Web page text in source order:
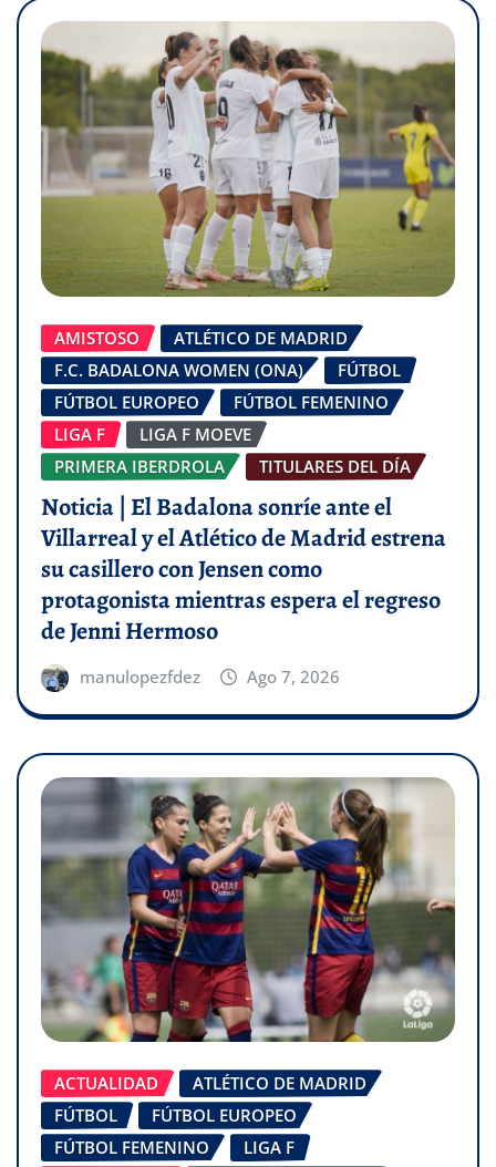
AMISTOSO
ATLÉTICO DE MADRID
F.C. BADALONA WOMEN (ONA)
FÚTBOL
FÚTBOL EUROPEO
FÚTBOL FEMENINO
LIGA F
LIGA F MOEVE
PRIMERA IBERDROLA
TITULARES DEL DÍA
Noticia | El Badalona sonríe ante el
Villarreal y el Atlético de Madrid estrena
su casillero con Jensen como
protagonista mientras espera el regreso
de Jenni Hermoso
manulopezfdez Ago 7, 2026
ACTUALIDAD
ATLÉTICO DE MADRID
FÚTBOL
FÚTBOL EUROPEO
FÚTBOL FEMENINO
LIGA F